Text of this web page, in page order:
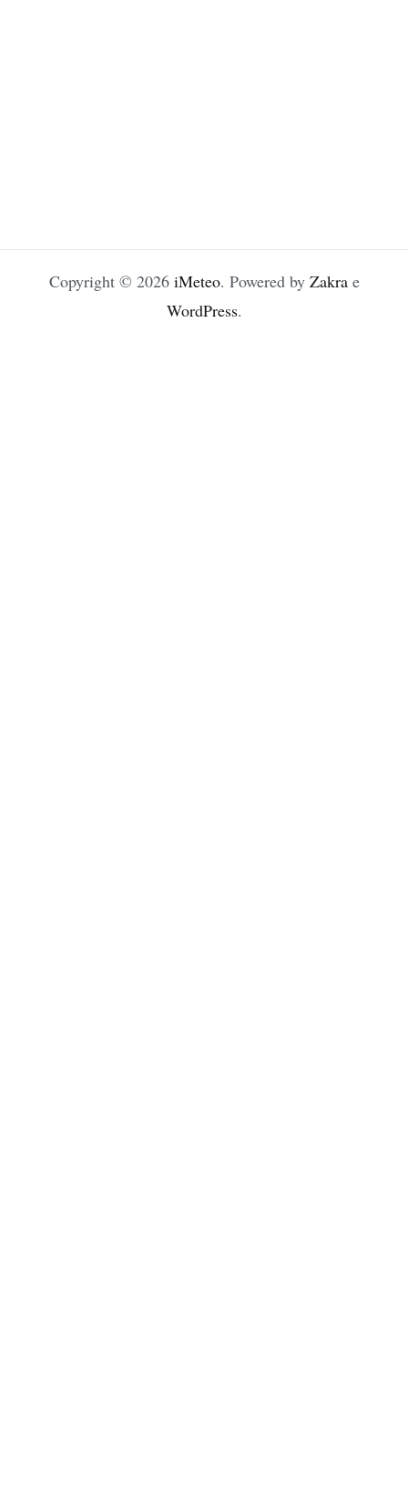
Copyright © 2026 iMeteo. Powered by Zakrae
WordPress.